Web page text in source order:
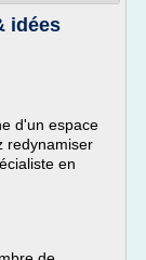
idées
d'un espace
redynamiser
en